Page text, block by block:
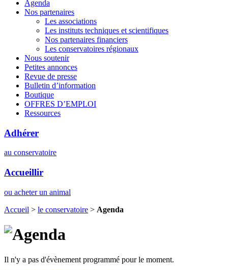
Agenda
Nos partenaires
Les associations
Les instituts techniques et scientifiques
Nos partenaires financiers
Les conservatoires régionaux
Nous soutenir
Petites annonces
Revue de presse
Bulletin d’information
Boutique
OFFRES D’EMPLOI
Ressources
Adhérer
au conservatoire
Accueillir
ou acheter un animal
Accueil > le conservatoire > Agenda
Il n'y a pas d'évènement programmé pour le moment.